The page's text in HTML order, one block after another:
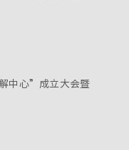
中心”成立大会暨